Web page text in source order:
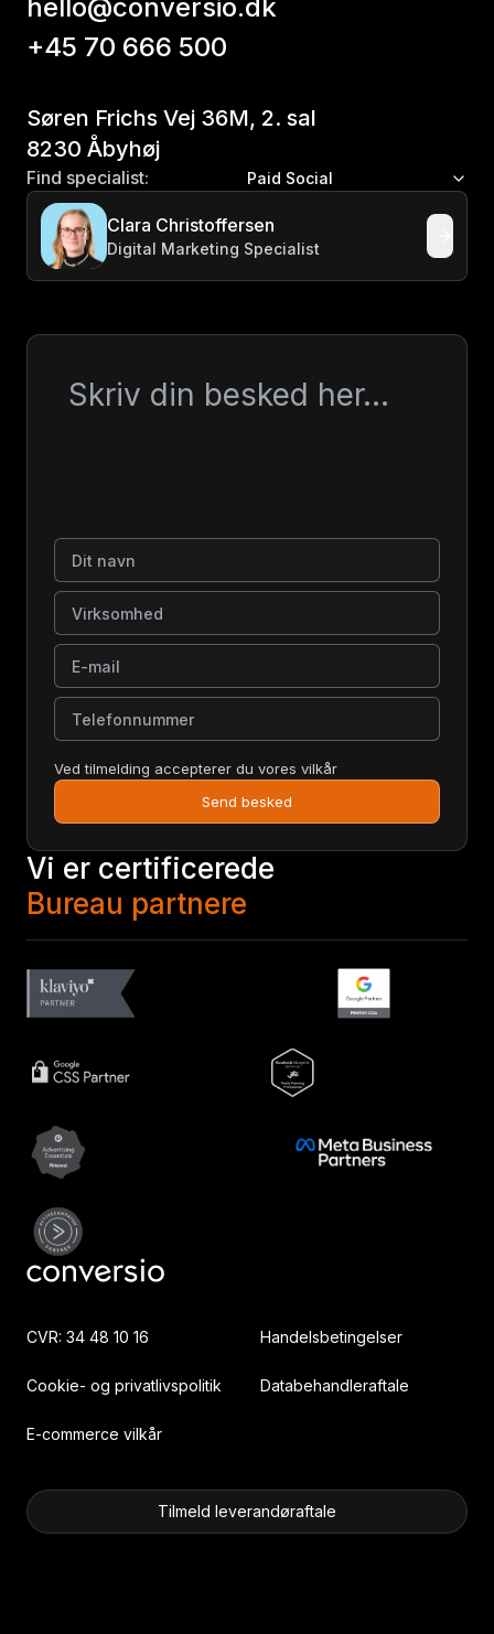
hello@conversio.dk
+45 70 666 500
Søren Frichs Vej 36M, 2. sal
8230 Åbyhøj
Find specialist: Paid Social
Clara Christoffersen
Digital Marketing Specialist
Dit navn
Virksomhed
E-mail
Telefonnummer
Ved tilmelding accepterer du vores vilkår
Send besked
Vi er certificerede
Bureau partnere
CVR: 34 48 10 16 Handelsbetingelser
Cookie- og privatlivspolitik Databehandleraftale
E-commerce vilkår
Tilmeld leverandøraftale